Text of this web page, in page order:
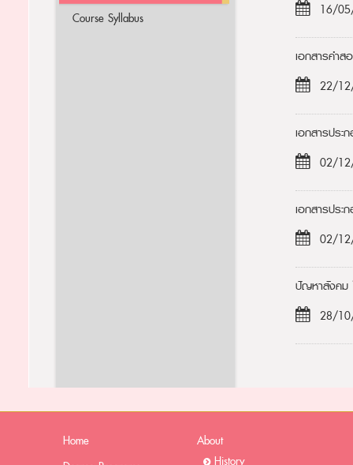
Course Syllabus
16/
เอกสารคำ
22/
เอกสารปร
02/
เอกสารปร
02/
ปัญหาสังคม
28/
Home
About